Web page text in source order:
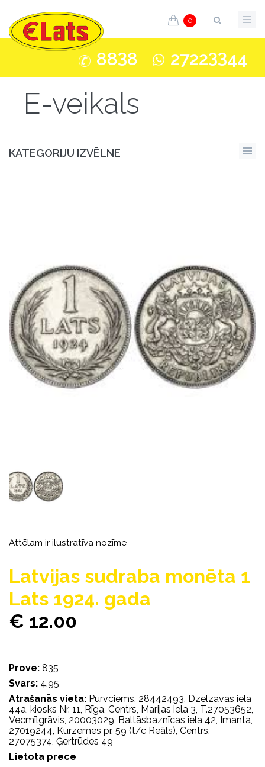
0
8838 27223344
E-veikals
KATEGORIJU IZVĒLNE
Attēlam ir ilustratīva nozīme
Latvijas sudraba monēta 1
Lats 1924. gada
€ 12.00
Prove: 835
Svars: 4.95
Atrašanās vieta: Purvciems, 28442493, Dzelzavas iela
44a, kiosks Nr. 11, Rīga, Centrs, Marijas iela 3, T.27053652,
Vecmīlgrāvis, 20003029, Baltāsbaznīcas iela 42, Imanta,
27019244, Kurzemes pr. 59 (t/c Reāls), Centrs,
27075374, Ģertrūdes 49
Lietota prece